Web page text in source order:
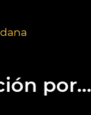
por...